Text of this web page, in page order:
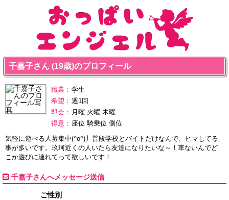
千嘉子さん (19歳)のプロフィール
職業： 学生
希望： 週1回
即会： 月曜 火曜 木曜
得意： 座位 騎乗位 側位
気軽に遊べる人募集中(^o^)丿普段学校とバイトだけなんで、ヒマしてる
事が多いです。玖珂近くの人いたら友達になりたいな～！車ないんでど
こか遊びに連れてって欲しいです！
千嘉子さんへメッセージ送信